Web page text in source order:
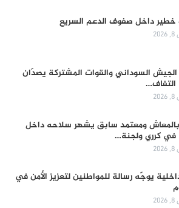
خطير داخل صفوف الدعم السريع
السوداني والقوات المشتركة يصدّان
التفاف…
ومعتمد سابق يشهر سلاحه داخل
كرري ولجنة…
يوجّه رسالة للمواطنين لتعزيز الأمن في